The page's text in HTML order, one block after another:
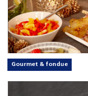
Gourmet & fondue